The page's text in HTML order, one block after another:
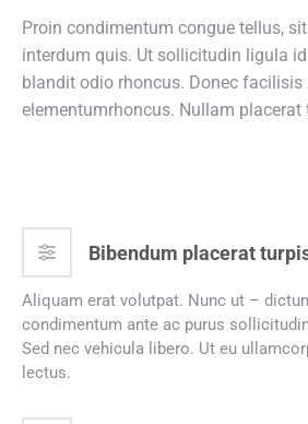
Proin condimentum congue tellus,
interdum quis. Ut sollicitudin ligula
blandit odio rhoncus. Donec facilisis
elementumrhoncus. Nullam placerat
Bibendum placerat
Aliquam erat volutpat. Nunc ut –
condimentum ante ac purus
Sed nec vehicula libero. Ut eu
lectus.